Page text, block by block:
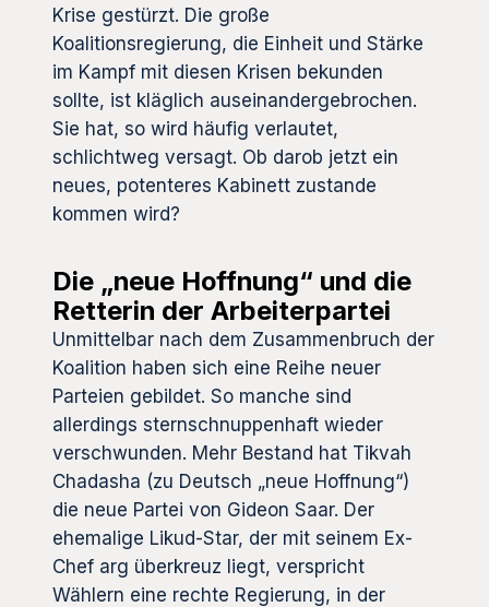
Krise gestürzt. Die große
Koalitionsregierung, die Einheit und Stärke
im Kampf mit diesen Krisen bekunden
sollte, ist kläglich auseinandergebrochen.
Sie hat, so wird häufig verlautet,
schlichtweg versagt. Ob darob jetzt ein
neues, potenteres Kabinett zustande
kommen wird?
Die „neue Hoffnung“ und die
Retterin der Arbeiterpartei
Unmittelbar nach dem Zusammenbruch der
Koalition haben sich eine Reihe neuer
Parteien gebildet. So manche sind
allerdings sternschnuppenhaft wieder
verschwunden. Mehr Bestand hat Tikvah
Chadasha (zu Deutsch „neue Hoffnung“)
die neue Partei von Gideon Saar. Der
ehemalige Likud-Star, der mit seinem Ex-
Chef arg überkreuz liegt, verspricht
Wählern eine rechte Regierung, in der